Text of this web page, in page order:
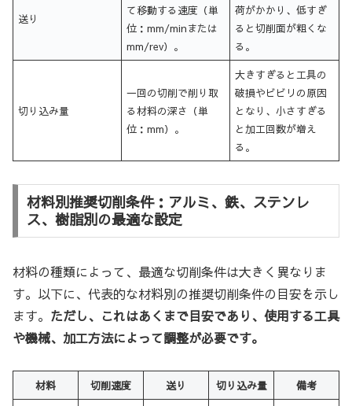
送り
て移動する速度（単
位：mm/minまたは
mm/rev）。
荷がかかり、低すぎ
ると切削面が粗くな
る。
切り込み量
一回の切削で削り取
る材料の深さ（単
位：mm）。
大きすぎると工具の
破損やビビリの原因
となり、小さすぎる
と加工回数が増え
る。
材料別推奨切削条件：アルミ、鉄、ステンレ
ス、樹脂別の最適な設定
材料の種類によって、最適な切削条件は大きく異なりま
す。以下に、代表的な材料別の推奨切削条件の目安を示し
ます。 ただし、これはあくまで目安であり、使用する工具
や機械、加工方法によって調整が必要です。
材料 切削速度 送り 切り込み量 備考